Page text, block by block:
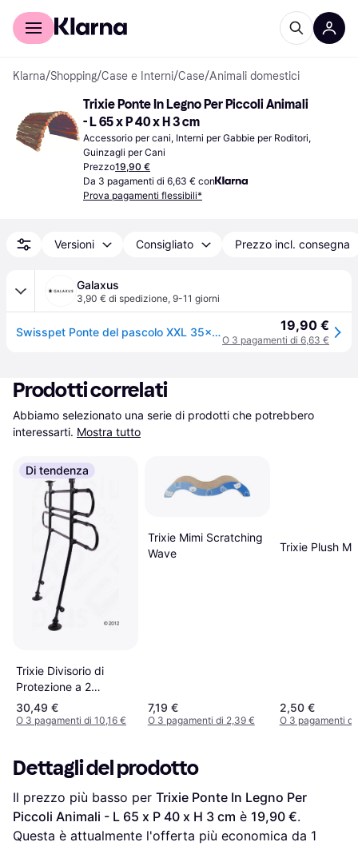
Per il tuo shopping
Klarna/Shopping/Case e Interni/Case/Animali domestici
Trixie Ponte In Legno Per Piccoli Animali
- L 65 x P 40 x H 3 cm
Accessorio per cani, Interni per Gabbie per Roditori,
Guinzagli per Cani
Prezzo19,90 €
Da 3 pagamenti di 6,63 € con
Prova pagamenti flessibili*
Versioni Consigliato Prezzo incl. consegna
Galaxus
3,90 € di spedizione, 9-11 giorni
Swisspet Ponte del pascolo XXL 35x65cm, Arredamento gabbia roditori 19,90 €
O 3 pagamenti di 6,63 €
Prodotti correlati
Abbiamo selezionato una serie di prodotti che potrebbero
interessarti. Mostra tutto
Di tendenza
Trixie Divisorio di
Protezione a 2
Elementi Nero L 85–
140 x H 75–110 cm
30,49 €
O 3 pagamenti di 10,16 €
Trixie Mimi Scratching
Wave
7,19 €
O 3 pagamenti di 2,39 €
Trixie Plush
2,50 €
O 3 pagamenti
Dettagli del prodotto
Il prezzo più basso per Trixie Ponte In Legno Per
Piccoli Animali - L 65 x P 40 x H 3 cm è 19,90 €.
Questa è attualmente l'offerta più economica da 1